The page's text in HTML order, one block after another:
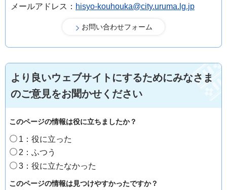
メールアドレス： hisyo-kouhouka@city.uruma.lg.jp
より良いウェブサイトにするためにみなさま
のご意見をお聞かせください
このページの情報は役に立ちましたか？
1：役に立った
2：ふつう
3：役に立たなかった
このページの情報は見つけやすかったですか？